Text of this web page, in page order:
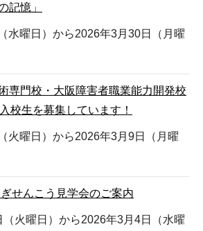
記憶」
水曜日）から2026年3月30日（月曜
専門校・大阪障害者職業能力開発校
校生を募集しています！
火曜日）から2026年3月9日（月曜
せんこう見学会のご案内
火曜日）から2026年3月4日（水曜